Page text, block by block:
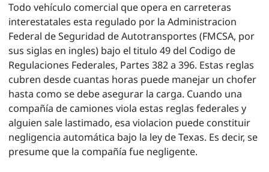
Todo vehículo comercial que opera en carreteras
interestatales esta regulado por la Administracion
Federal de Seguridad de Autotransportes (FMCSA, por
sus siglas en ingles) bajo el titulo 49 del Codigo de
Regulaciones Federales, Partes 382 a 396. Estas reglas
cubren desde cuantas horas puede manejar un chofer
hasta como se debe asegurar la carga. Cuando una
compañía de camiones viola estas reglas federales y
alguien sale lastimado, esa violacion puede constituir
negligencia automática bajo la ley de Texas. Es decir, se
presume que la compañía fue negligente.